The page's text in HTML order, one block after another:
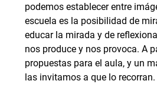
podemos establecer entre
escuela es la posibilidad de
educar la mirada y de
nos produce y nos provoca. A
propuestas para el aula, y un
las invitamos a que lo recorran.